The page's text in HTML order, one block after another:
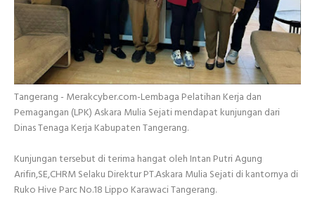
Tangerang - Merakcyber.com-Lembaga Pelatihan Kerja dan
Pemagangan (LPK) Askara Mulia Sejati mendapat kunjungan dari
Dinas Tenaga Kerja Kabupaten Tangerang.
Kunjungan tersebut di terima hangat oleh Intan Putri Agung
Arifin,SE,CHRM Selaku Direktur PT.Askara Mulia Sejati di kantornya di
Ruko Hive Parc No.18 Lippo Karawaci Tangerang.